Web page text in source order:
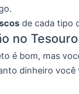
de cada tipo
no
é bom, mas
dinheiro